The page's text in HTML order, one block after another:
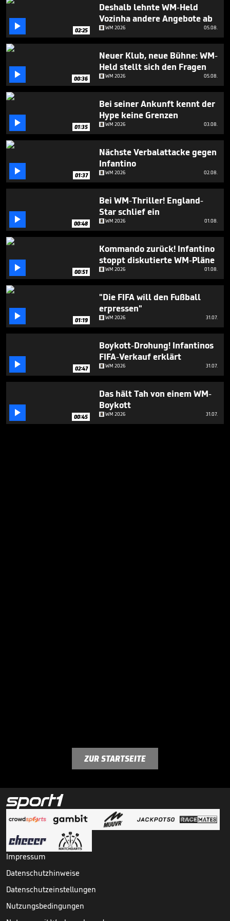
45
 02:25
Deshalb lehnte WM-Held
Vozinha andere Angebote ab
WM 2026 05.08.
 00:36
Neuer Klub, neue Bühne: WM-
Held stellt sich den Fragen
WM 2026 05.08.
 01:35
Bei seiner Ankunft kennt der
Hype keine Grenzen
WM 2026 03.08.
 01:37
Nächste Verbalattacke gegen
Infantino
WM 2026 02.08.
 00:48
Bei WM-Thriller! England-
Star schlief ein
WM 2026 01.08.
 00:51
Kommando zurück! Infantino
stoppt diskutierte WM-Pläne
WM 2026 01.08.
 01:19
"Die FIFA will den Fußball
erpressen"
WM 2026 31.07.
 02:47
Boykott-Drohung! Infantinos
FIFA-Verkauf erklärt
WM 2026 31.07.
 00:45
Das hält Tah von einem WM-
Boykott
WM 2026 31.07.
ZUR STARTSEITE
Impressum
Datenschutzhinweise
Datenschutzeinstellungen
Nutzungsbedingungen